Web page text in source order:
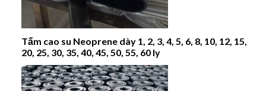
Tấm cao su Neoprene dày 1, 2, 3, 4, 5, 6, 8, 10, 12, 15,
20, 25, 30, 35, 40, 45, 50, 55, 60 ly